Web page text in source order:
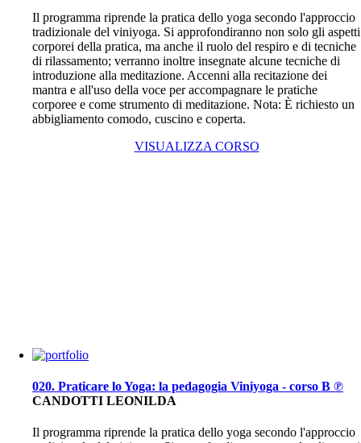
Il programma riprende la pratica dello yoga secondo l'approccio
tradizionale del viniyoga. Si approfondiranno non solo gli aspetti
corporei della pratica, ma anche il ruolo del respiro e di tecniche
di rilassamento; verranno inoltre insegnate alcune tecniche di
introduzione alla meditazione. Accenni alla recitazione dei
mantra e all'uso della voce per accompagnare le pratiche
corporee e come strumento di meditazione. Nota: È richiesto un
abbigliamento comodo, cuscino e coperta.
VISUALIZZA CORSO
020. Praticare lo Yoga: la pedagogia Viniyoga - corso B ℗
CANDOTTI LEONILDA
Il programma riprende la pratica dello yoga secondo l'approccio